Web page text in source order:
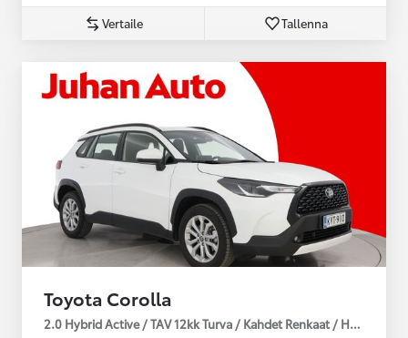
Vertaile Tallenna
Toyota Corolla
2.0 Hybrid Active / TAV 12kk Turva / Kahdet Renkaat /